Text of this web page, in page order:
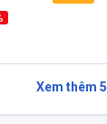
Xem thêm 5